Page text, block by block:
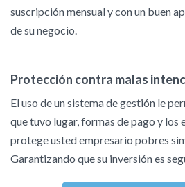
suscripción mensual y con un buen
de su negocio.
Protección contra malas
El uso de un sistema de gestión le
que tuvo lugar, formas de pago y los
protege usted empresario pobres
Garantizando que su inversión es